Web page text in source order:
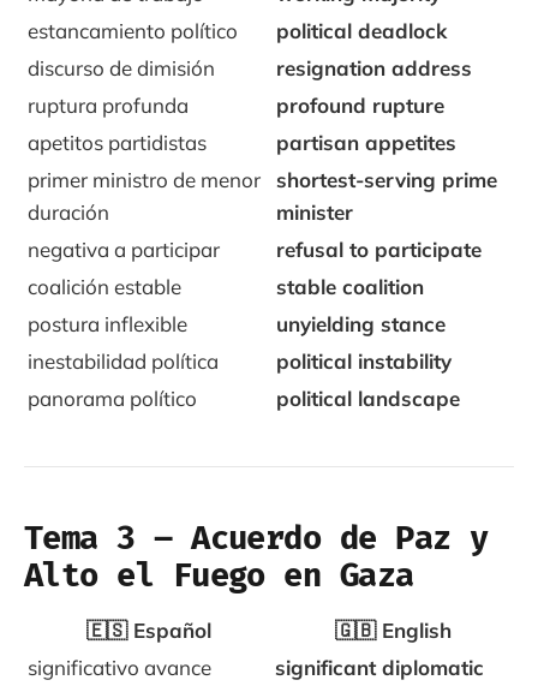
estancamiento político
political deadlock
discurso de dimisión
resignation address
ruptura profunda
profound rupture
apetitos partidistas
partisan appetites
primer ministro de menor
duración
shortest-serving prime
minister
negativa a participar
refusal to participate
coalición estable
stable coalition
postura inflexible
unyielding stance
inestabilidad política
political instability
panorama político
political landscape
Tema 3 – Acuerdo de Paz y
Alto el Fuego en Gaza
🇪🇸 Español
🇬🇧 English
significativo avance
significant diplomatic